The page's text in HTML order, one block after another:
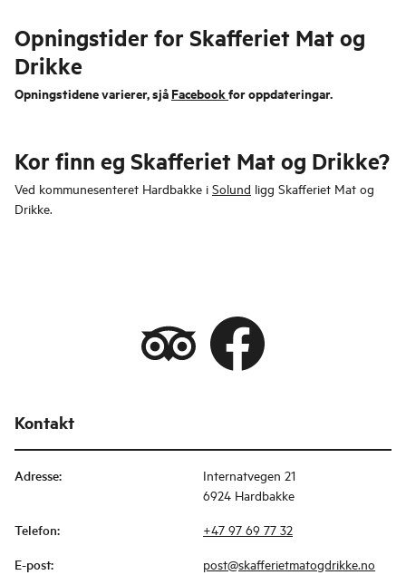
Opningstider for Skafferiet Mat og
Drikke
Opningstidene varierer, sjåFacebookfor oppdateringar.
Kor finn eg Skafferiet Mat og Drikke?
Ved kommunesenteret Hardbakke i Solund ligg Skafferiet Mat og
Drikke.
Kontakt
Adresse:
Internatvegen 21
6924 Hardbakke
Telefon: +47 97 69 77 32
E-post: post@skafferietmatogdrikke.no